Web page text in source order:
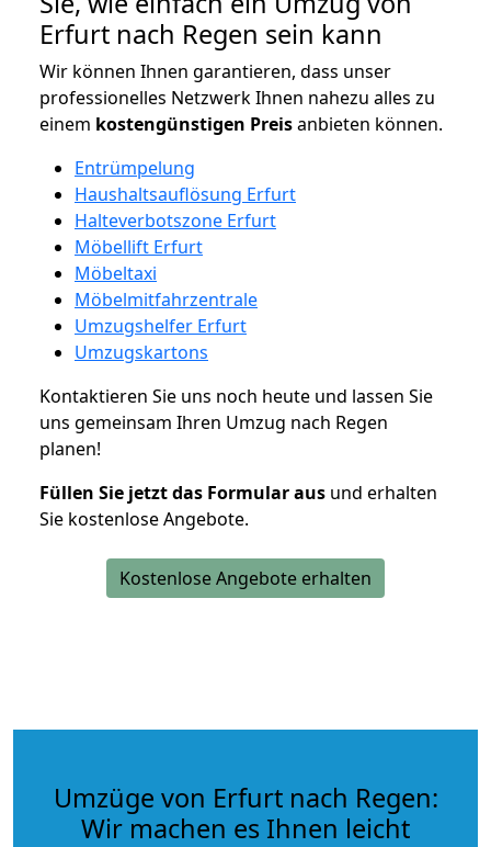
Erfurt nach Regen sein kann
Wir können Ihnen garantieren, dass unser
professionelles Netzwerk Ihnen nahezu alles zu
einem kostengünstigen Preisanbieten können.
Entrümpelung
Haushaltsauflösung Erfurt
Halteverbotszone Erfurt
Möbellift Erfurt
Möbeltaxi
Möbelmitfahrzentrale
Umzugshelfer Erfurt
Umzugskartons
Kontaktieren Sie uns noch heute und lassen Sie
uns gemeinsam Ihren Umzug nach Regen
planen!
Füllen Sie jetzt das Formular aus und erhalten
Sie kostenlose Angebote.
Kostenlose Angebote erhalten
Umzüge von Erfurt nach Regen:
Wir machen es Ihnen leicht